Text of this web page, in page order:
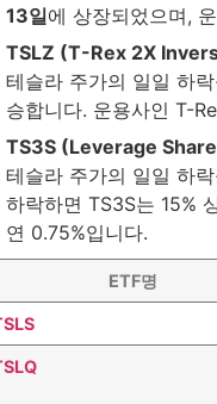
13일에 상장되었으며,
TSLZ (T-Rex 2X
테슬라 주가의 일일 하
승합니다. 운용사인 T-
TS3S (Leverage
테슬라 주가의 일일 하
하락하면 TS3S는 15%
연 0.75%입니다.
ETF명